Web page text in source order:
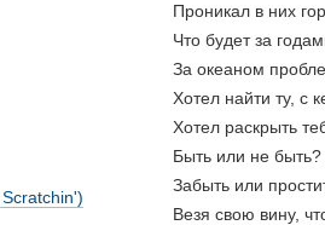
Проникал в них
Что будет за
За океаном
Хотел найти ту, с
Хотел раскрыть
Быть или не быть?
Забыть или
Везя свою вину,